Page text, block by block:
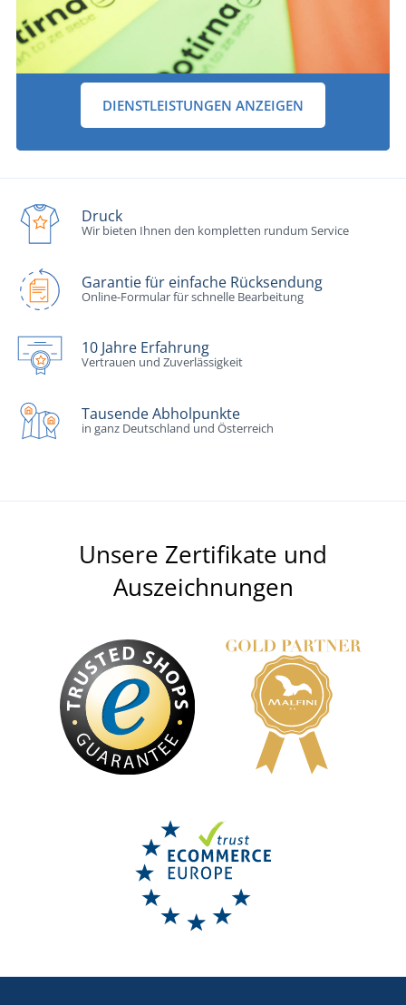
DIENSTLEISTUNGEN ANZEIGEN
Druck
Wir bieten Ihnen den kompletten rundum Service
Garantie für einfache Rücksendung
Online-Formular für schnelle Bearbeitung
10 Jahre Erfahrung
Vertrauen und Zuverlässigkeit
Tausende Abholpunkte
in ganz Deutschland und Österreich
Unsere Zertifikate und
Auszeichnungen